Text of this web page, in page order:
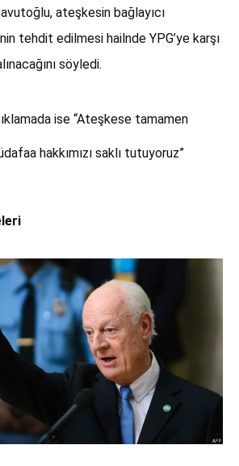
ateşkesin bağlayıcı
tehdit edilmesi hailnde YPG’ye karşı
söyledi.
ise “Ateşkese tamamen
hakkımızı saklı tutuyoruz”